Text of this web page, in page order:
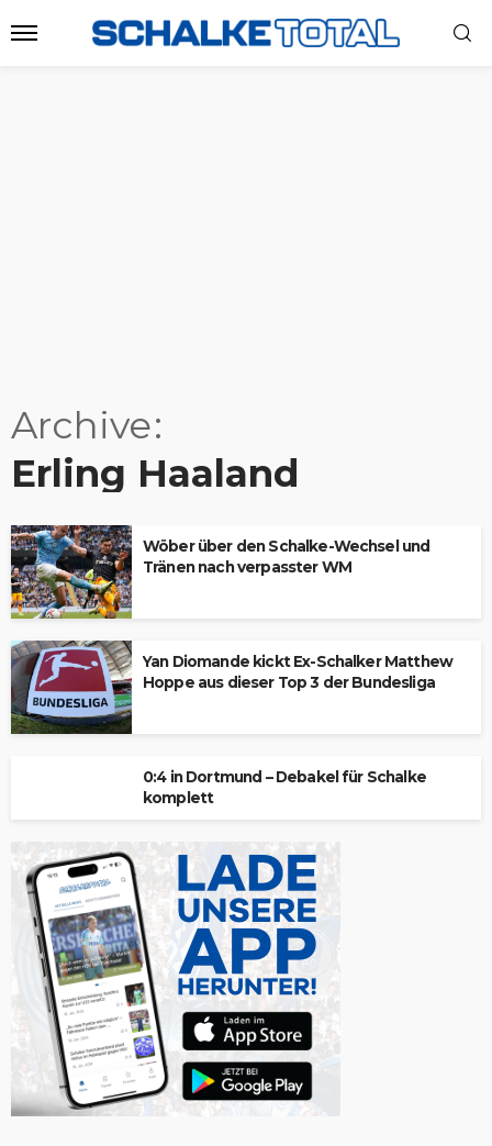
Archive
Erling Haaland
Wöber über den Schalke-Wechsel und
Tränen nach verpasster WM
Yan Diomande kickt Ex-Schalker Matthew
Hoppe aus dieser Top 3 der Bundesliga
0:4 in Dortmund – Debakel für Schalke
komplett